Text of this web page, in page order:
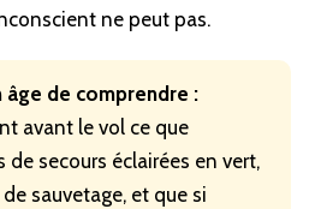
ne peut pas.
âge de comprendre :
avant le vol ce que
secours éclairées en vert,
sauvetage, et que si